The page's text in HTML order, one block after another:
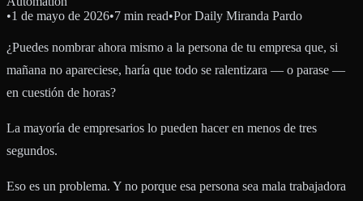
•1 de mayo de 2026•7 min read•Por Daily Miranda Pardo
¿Puedes nombrar ahora mismo a la persona de tu empresa que, si
mañana no apareciese, haría que todo se ralentizara — o parase —
en cuestión de horas?
La mayoría de empresarios lo pueden hacer en menos de tres
segundos.
Eso es un problema. Y no porque esa persona sea mala trabajadora